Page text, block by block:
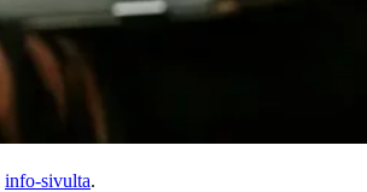
info-sivulta.